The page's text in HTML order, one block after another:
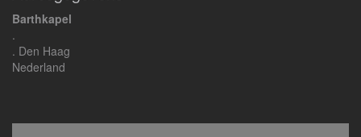
Barthkapel
.
. Den Haag
Nederland